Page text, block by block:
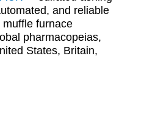
and reliable
furnace
pharmacopeias,
States, Britain,